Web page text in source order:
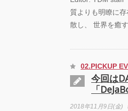
質よりも明瞭に
散し、 世界を癒
02.PICKUP
今回は
「
2018年11月9日(金)